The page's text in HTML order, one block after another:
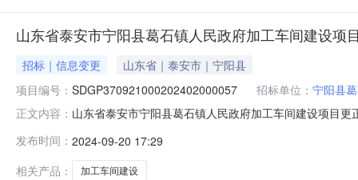
山东省泰安市宁阳县葛石镇人民政府加工车间建设项
招标｜信息变更
山东省｜泰安市｜宁阳县
项目编号： SDGP370921000202402000057 招标单位： 宁阳县
正文内容： 山东省泰安市宁阳县葛石镇人民政府加工车间建设项目
购公告更正内容：采购文件中第五章工程量清单部分修
件制作电子投标文件，如因投
发布时间： 2024-09-20 17:29
相关产品：
加工车间建设